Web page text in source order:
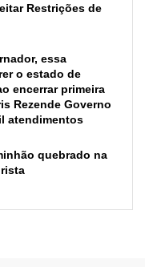
Restrições de
essa
o estado de
encerrar primeira
Rezende Governo
atendimentos
quebrado na